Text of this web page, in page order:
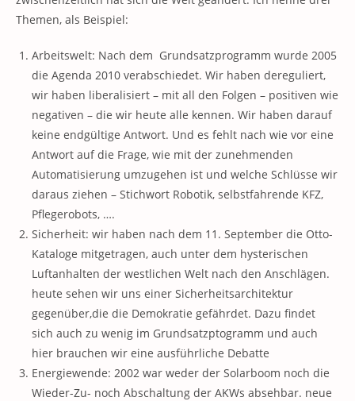
Themen, als Beispiel:
Arbeitswelt: Nach dem Grundsatzprogramm wurde 2005
die Agenda 2010 verabschiedet. Wir haben dereguliert,
wir haben liberalisiert – mit all den Folgen – positiven wie
negativen – die wir heute alle kennen. Wir haben darauf
keine endgültige Antwort. Und es fehlt nach wie vor eine
Antwort auf die Frage, wie mit der zunehmenden
Automatisierung umzugehen ist und welche Schlüsse wir
daraus ziehen – Stichwort Robotik, selbstfahrende KFZ,
Pflegerobots, ….
Sicherheit: wir haben nach dem 11. September die Otto-
Kataloge mitgetragen, auch unter dem hysterischen
Luftanhalten der westlichen Welt nach den Anschlägen.
heute sehen wir uns einer Sicherheitsarchitektur
gegenüber,die die Demokratie gefährdet. Dazu findet
sich auch zu wenig im Grundsatzptogramm und auch
hier brauchen wir eine ausführliche Debatte
Energiewende: 2002 war weder der Solarboom noch die
Wieder-Zu- noch Abschaltung der AKWs absehbar. neue